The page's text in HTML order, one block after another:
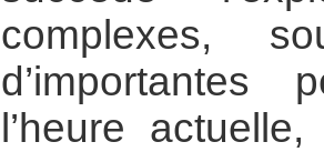
complexes,
d’importantes
l’heure